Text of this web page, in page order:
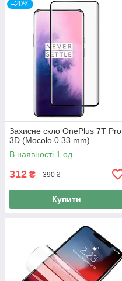
–20%
Захисне скло OnePlus 7T Pro
3D (Mocolo 0.33 mm)
В наявності 1 од.
312 ₴ 390 ₴
Купити